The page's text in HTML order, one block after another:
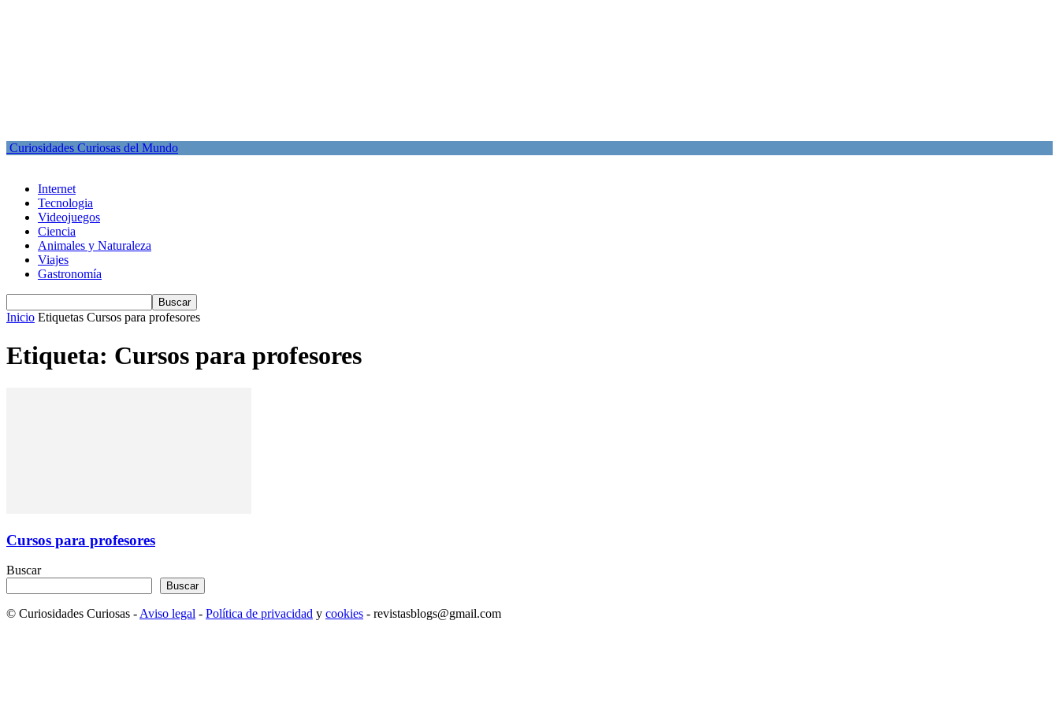
Curiosidades Curiosas del Mundo
Internet
Tecnologia
Videojuegos
Ciencia
Animales y Naturaleza
Viajes
Gastronomía
Inicio Etiquetas Cursos para profesores
Etiqueta: Cursos para profesores
Cursos para profesores
Buscar
Buscar
© Curiosidades Curiosas - Aviso legal - Política de privacidad y cookies - revistasblogs@gmail.com